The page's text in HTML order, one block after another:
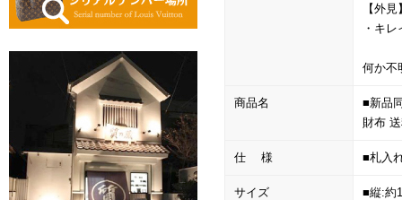
【外
・キ
何か不
商品名
■新品
財布
仕 様 ■札入
サイズ ■縦:約